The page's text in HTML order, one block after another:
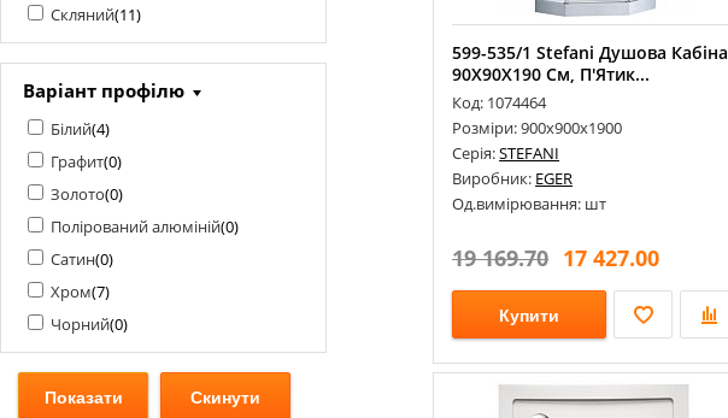
Скляний(11)
Варіант профілю
Білий(4)
Графит(0)
Золото(0)
Полірований алюміній(0)
Сатин(0)
Хром(7)
Чорний(0)
599-535/1 Stefani Душова Кабіна
90Х90Х190 См, П'Ятик...
Код: 1074464
Розміри: 900х900х1900
Серія:STEFANI
Виробник: EGER
Од.вимірювання: шт
19 169.70 17 427.00
Купити